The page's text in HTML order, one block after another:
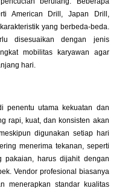
American Drill, Japan Drill,
yang berbeda-beda.
disesuaikan dengan jenis
mobilitas karyawan agar
hari.
penentu utama kekuatan dan
rapi, kuat, dan konsisten akan
digunakan setiap hari
menerima tekanan, seperti
pakaian, harus dijahit dengan
Vendor profesional biasanya
menerapkan standar kualitas